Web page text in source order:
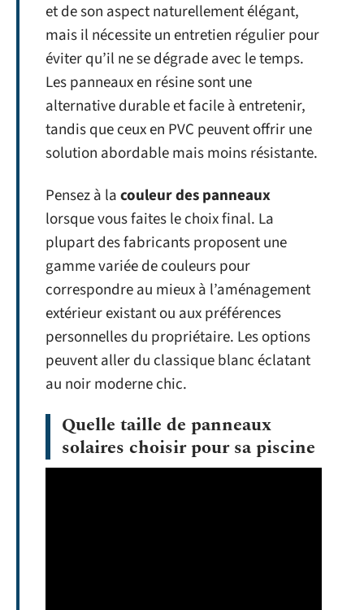
et de son aspect naturellement élégant,
mais il nécessite un entretien régulier pour
éviter qu’il ne se dégrade avec le temps.
Les panneaux en résine sont une
alternative durable et facile à entretenir,
tandis que ceux en PVC peuvent offrir une
solution abordable mais moins résistante.
Pensez à lacouleur des panneaux
lorsque vous faites le choix final. La
plupart des fabricants proposent une
gamme variée de couleurs pour
correspondre au mieux à l’aménagement
extérieur existant ou aux préférences
personnelles du propriétaire. Les options
peuvent aller du classique blanc éclatant
au noir moderne chic.
Quelle taille de panneaux
solaires choisir pour sa piscine